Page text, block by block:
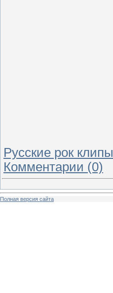
Русские рок клипы
Комментарии (0)
Полная версия сайта